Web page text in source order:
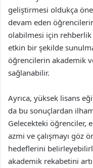
geliştirmesi oldukça
devam eden
olabilmesi için rehberlik
etkin bir şekilde
öğrencilerin akademik
sağlanabilir.
Ayrıca, yüksek lisans
da bu sonuçlardan
Gelecekteki öğrenciler,
azmi ve çalışmayı göz
hedeflerini
akademik rekabetini